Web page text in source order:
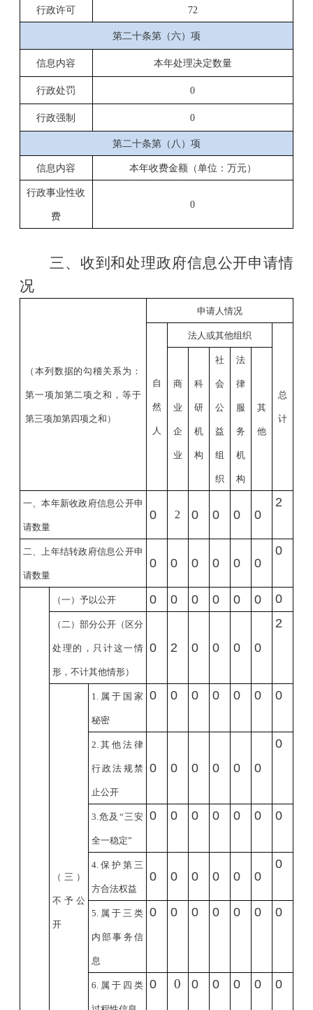
行政许可 72
第二十条第（六）项
信息内容 本年处理决定数量
行政处罚 0
行政强制 0
第二十条第（八）项
信息内容 本年收费金额（单位：万元）
行政事业性收
费
0
三、收到和处理政府信息公开申请情
况
（本列数据的勾稽关系为：
第一项加第二项之和，等于
第三项加第四项之和）
申请人情况
自
然
人
法人或其他组织
总
计
商
业
企
业
科
研
机
构
社
会
公
益
组
织
法
律
服
务
机
构
其
他
一、本年新收政府信息公开申
请数量
0 2 0 0 0 0
2
二、上年结转政府信息公开申
请数量
0 0 0 0 0 0
0
（一）予以公开 0 0 0 0 0 0 0
（二）部分公开（区分
处理的，只计这一情
形，不计其他情形）
0 2 0 0 0 0
2
（三）
不予公
开
1. 属于国家
秘密
0 0 0 0 0 0 0
2. 其他法律
行政法规禁
止公开
0 0 0 0 0 0
0
3. 危及“三安
全一稳定”
0 0 0 0 0 0 0
4. 保护第三
方合法权益
0 0 0 0 0 0
0
5. 属于三类
内部事务信
息
0 0 0 0 0 0 0
6. 属于四类 0 0 0 0 0 0 0